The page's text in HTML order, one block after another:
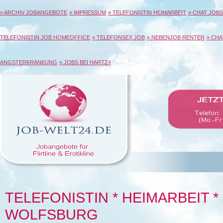
» ARCHIV JOBANGEBOTE » IMPRESSUM » TELEFONISTIN HEIMARBEIT » CHAT JOBS
TELEFONISTIN JOB HOMEOFFICE » TELEFONSEX JOB » NEBENJOB RENTER »
ANGSTERKRANKUNG » JOBS BEI HARTZ4
TELEFONISTIN * HEIMARBEIT
WOLFSBURG